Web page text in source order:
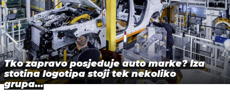
Tko zapravo posjeduje auto marke? Iza
stotina logotipa stoji tek nekoliko
grupa…